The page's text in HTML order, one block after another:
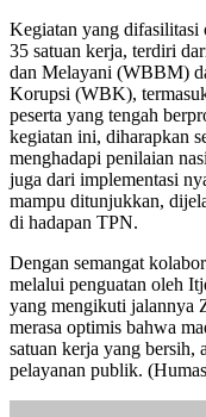
Kegiatan yang
35 satuan kerja, terdiri
dan Melayani (WBBM)
Korupsi (WBK),
peserta yang tengah
kegiatan ini, diharapkan
menghadapi penilaian
juga dari implementasi
mampu ditunjukkan,
di hadapan TPN.
Dengan semangat
melalui penguatan oleh
yang mengikuti jalannya
merasa optimis bahwa
satuan kerja yang bersih,
pelayanan publik.